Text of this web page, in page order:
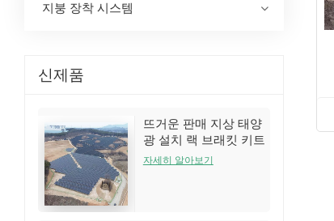
지붕 장착 시스템
신제품
뜨거운 판매 지상 태양
광 설치 랙 브래킷 키트
자세히 알아보기